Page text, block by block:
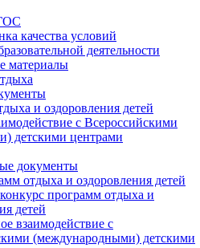
качества условий
деятельности
материалы
и оздоровления детей
с Всероссийскими
детскими центрами
документы
отдыха и оздоровления детей
программ отдыха и
детей
взаимодействие с
(международными) детскими